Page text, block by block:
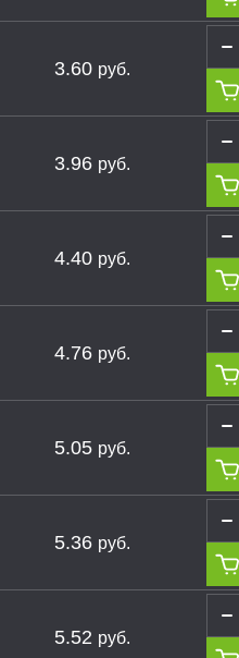
3.60 руб.
3.96 руб.
4.40 руб.
4.76 руб.
5.05 руб.
5.36 руб.
5.52 руб.